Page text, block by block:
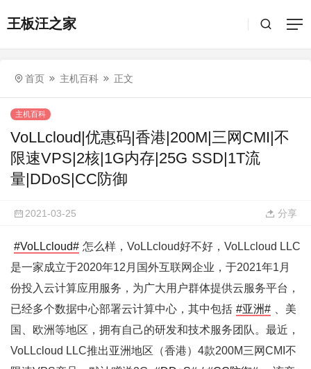
王板汪之家
首页 主机百科 正文
主机百科
VoLLcloud|优惠码|香港|200M|三网CMI|不
限速VPS|2核|1G内存|25G SSD|1T流
量|DDoS|CC防御
2021-03-25 分享
#VoLLcloud# 怎么样，VoLLcloud好不好，VoLLcloud LLC
是一家成立于2020年12月国外互联网企业，于2021年1月
份投入云计算应用服务，为广大用户群体提供云服务平台，
已经多个数据中心部署云计算中心，其中包括 #亚洲#
、美
国、欧洲等地区，拥有自己的研发和技术服务团队。最近，
VoLLcloud LLC推出亚洲地区（香港）4款200M三网CMI不